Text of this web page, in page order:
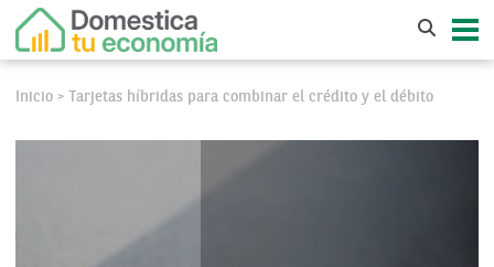
Inicio > Tarjetas híbridas para combinar el crédito y el débito